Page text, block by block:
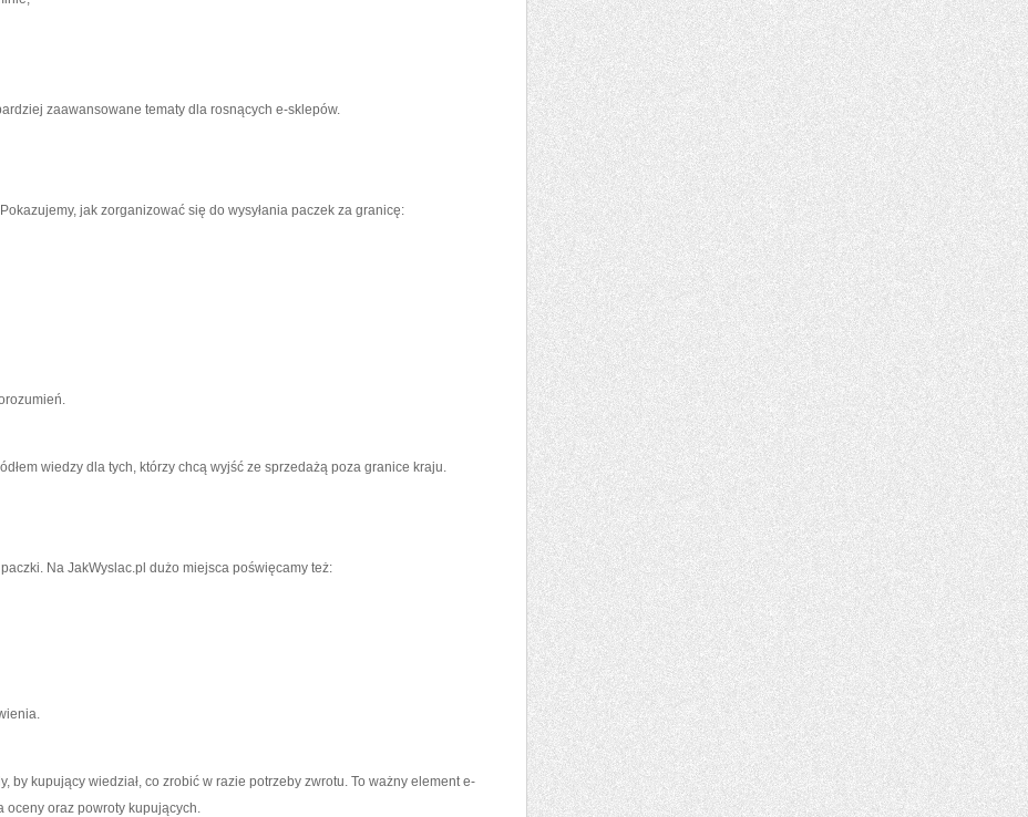
zaawansowane tematy dla rosnących e-sklepów.
jak zorganizować się do wysyłania paczek za granicę:
wiedzy dla tych, którzy chcą wyjść ze sprzedażą poza granice kraju.
Na JakWyslac.pl dużo miejsca poświęcamy też:
by kupujący wiedział, co zrobić w razie potrzeby zwrotu. To ważny element e-
oceny oraz powroty kupujących.